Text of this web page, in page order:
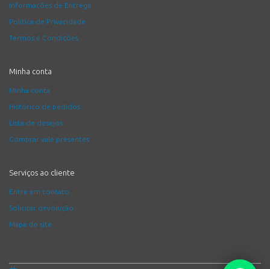
Informações de Entrega
Política de Privacidade
Termos e Condições
Minha conta
Minha conta
Histórico de pedidos
Lista de desejos
Comprar vale presentes
Serviços ao cliente
Entre em contato
Solicitar devolução
Mapa do site